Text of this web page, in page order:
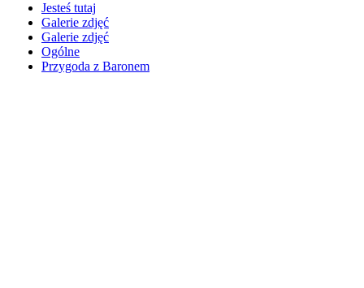
Jesteś tutaj
Galerie zdjęć
Galerie zdjęć
Ogólne
Przygoda z Baronem